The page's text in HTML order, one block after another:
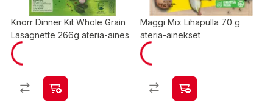
Knorr Dinner Kit Whole Grain
Lasagnette 266g ateria-aines
Maggi Mix Lihapulla 70 g
ateria-ainekset